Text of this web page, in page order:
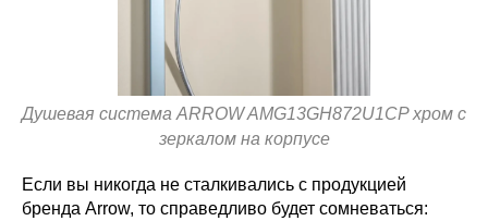
Душевая система ARROW AMG13GH872U1CP хром с
зеркалом на корпусе
Если вы никогда не сталкивались с продукцией
бренда Arrow, то справедливо будет сомневаться: